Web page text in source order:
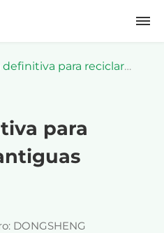
definitiva para reciclar
para
DONGSHENG